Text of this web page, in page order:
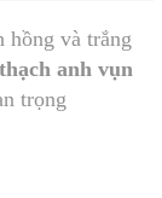
hồng và trắng
anh vụn
trọng